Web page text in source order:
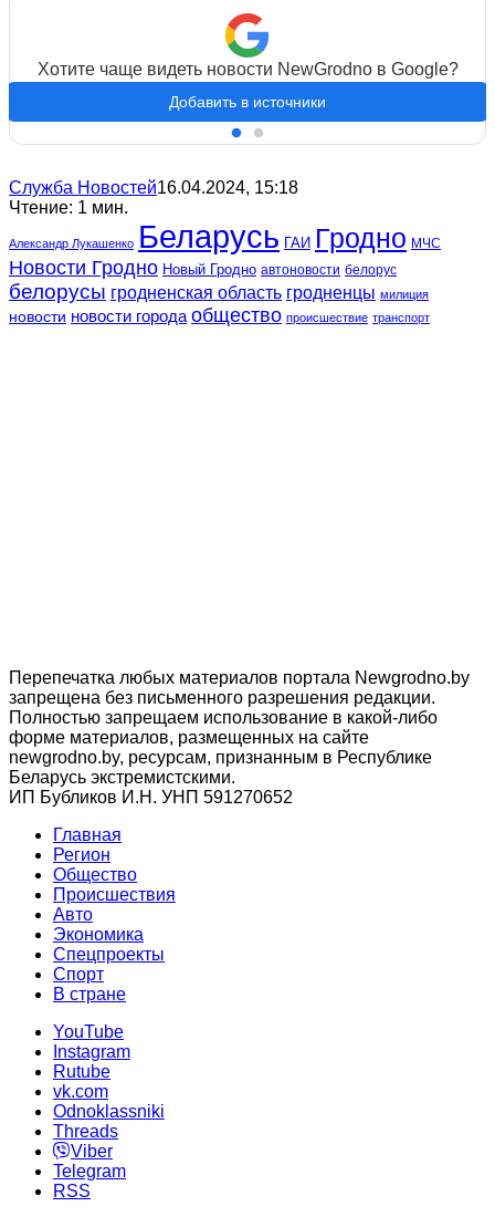
Хотите чаще видеть новости NewGrodno в Google?
Добавить в источники
Служба Новостей16.04.2024, 15:18
Чтение: 1 мин.
Александр Лукашенко Беларусь ГАИ Гродно МЧС
Новости Гродно Новый Гродно автоновости белорус
белорусы гродненская область гродненцы милиция
новости новости города общество происшествие транспорт
Перепечатка любых материалов портала Newgrodno.by
запрещена без письменного разрешения редакции.
Полностью запрещаем использование в какой-либо
форме материалов, размещенных на сайте
newgrodno.by, ресурсам, признанным в Республике
Беларусь экстремистскими.
ИП Бубликов И.Н. УНП 591270652
Главная
Регион
Общество
Происшествия
Авто
Экономика
Спецпроекты
Cпорт
В стране
YouTube
Instagram
Rutube
vk.com
Odnoklassniki
Threads
Viber
Telegram
RSS